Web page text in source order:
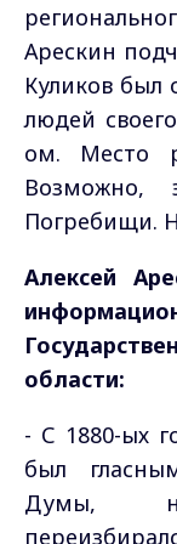
Арескин
Куликов был
людей
ом. Место
Возможно,
Погребищи.
Алексей
области:
- С 1880-ых
был
Думы,